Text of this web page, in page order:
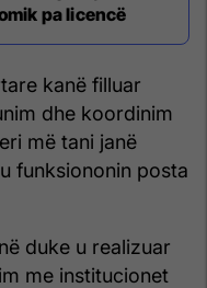
pa licencë
kanë filluar
dhe koordinim
më tani janë
funksiononin posta
duke u realizuar
me institucionet